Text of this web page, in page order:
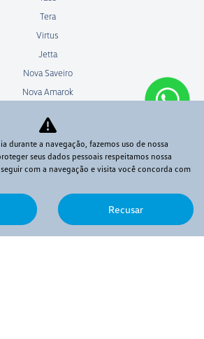
Tera
Virtus
Jetta
Nova Saveiro
Nova Amarok
Novo Polo
Seminovos
Ofertas
Frotistas
Produtores rurais
durante a navegação, fazemos uso de nossa
seus dados pessoais respeitamos nossa
com a navegação e visita você concorda com
Recusar